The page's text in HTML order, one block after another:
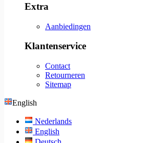
Extra
Aanbiedingen
Klantenservice
Contact
Retourneren
Sitemap
English
Nederlands
English